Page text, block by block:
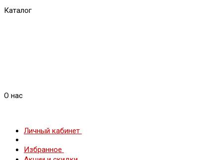
Каталог
О нас
Личный кабинет
Избранное